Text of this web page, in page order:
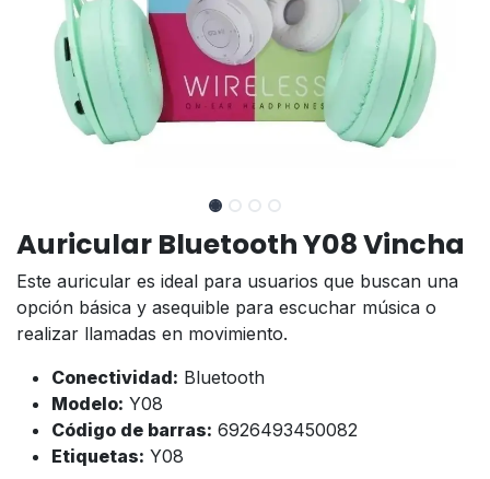
Auricular Bluetooth Y08 Vincha
Este auricular es ideal para usuarios que buscan una
opción básica y asequible para escuchar música o
realizar llamadas en movimiento.
Conectividad: Bluetooth
Modelo: Y08
Código de barras: 6926493450082
Etiquetas: Y08